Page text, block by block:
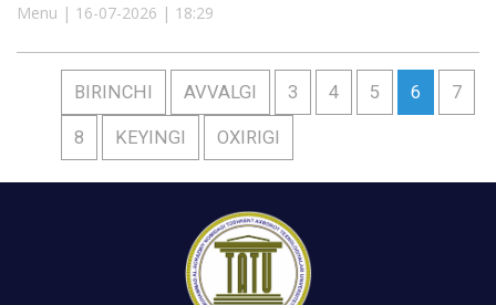
Menu | 16-07-2026 | 18:29
BIRINCHI AVVALGI 3 4 5 6 7
8 KEYINGI OXIRIGI